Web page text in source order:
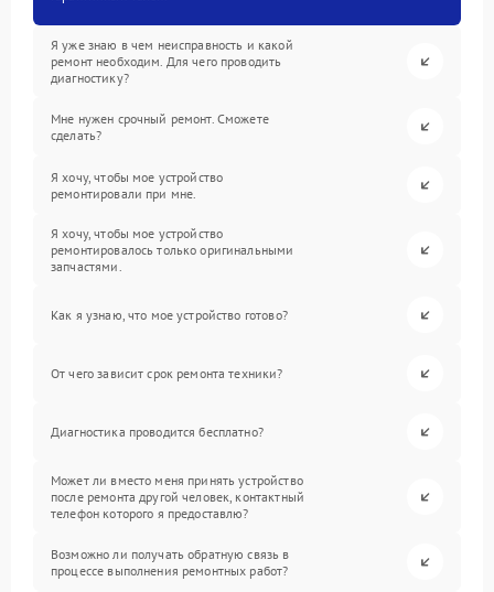
Я уже знаю в чем неисправность и какой
ремонт необходим. Для чего проводить
диагностику?
Мне нужен срочный ремонт. Сможете
сделать?
Я хочу, чтобы мое устройство
ремонтировали при мне.
Я хочу, чтобы мое устройство
ремонтировалось только оригинальными
запчастями.
Как я узнаю, что мое устройство готово?
От чего зависит срок ремонта техники?
Диагностика проводится бесплатно?
Может ли вместо меня принять устройство
после ремонта другой человек, контактный
телефон которого я предоставлю?
Возможно ли получать обратную связь в
процессе выполнения ремонтных работ?